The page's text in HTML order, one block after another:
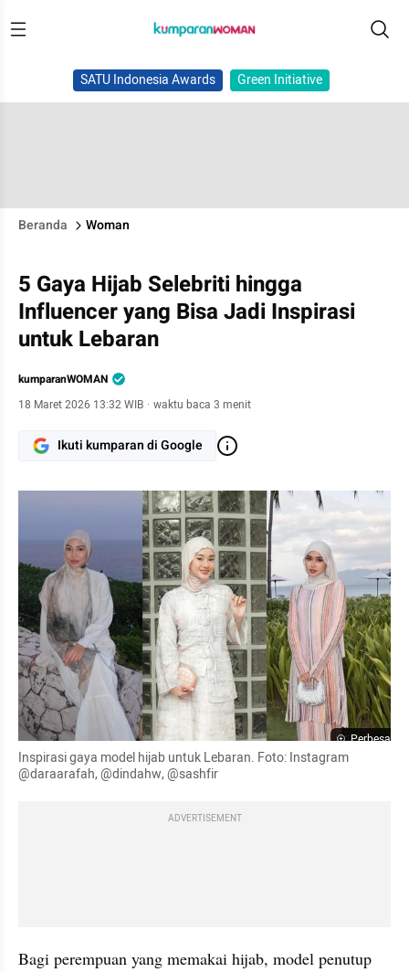
SATU Indonesia Awards Green Initiative
Beranda Woman
5 Gaya Hijab Selebriti hingga
Influencer yang Bisa Jadi Inspirasi
untuk Lebaran
kumparanWOMAN
18 Maret 2026 13:32 WIB · waktu baca 3 menit
Ikuti kumparan di Google
Perbesar
Inspirasi gaya model hijab untuk Lebaran. Foto: Instagram
@daraarafah, @dindahw, @sashfir
ADVERTISEMENT
Bagi perempuan yang memakai hijab, model penutup